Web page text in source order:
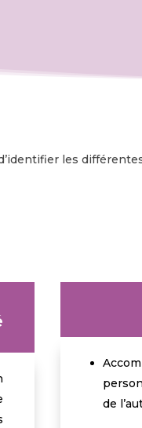
les
de